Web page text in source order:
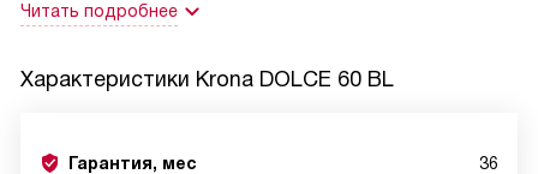
Читать подробнее
Характеристики Krona DOLCE 60 BL
Гарантия, мес 36